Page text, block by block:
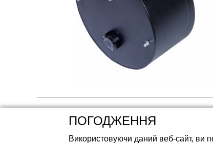
ПОГОДЖЕННЯ
Використовуючи даний веб-сайт, ви